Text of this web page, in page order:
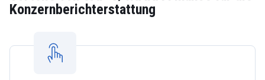
Konzernberichterstattung